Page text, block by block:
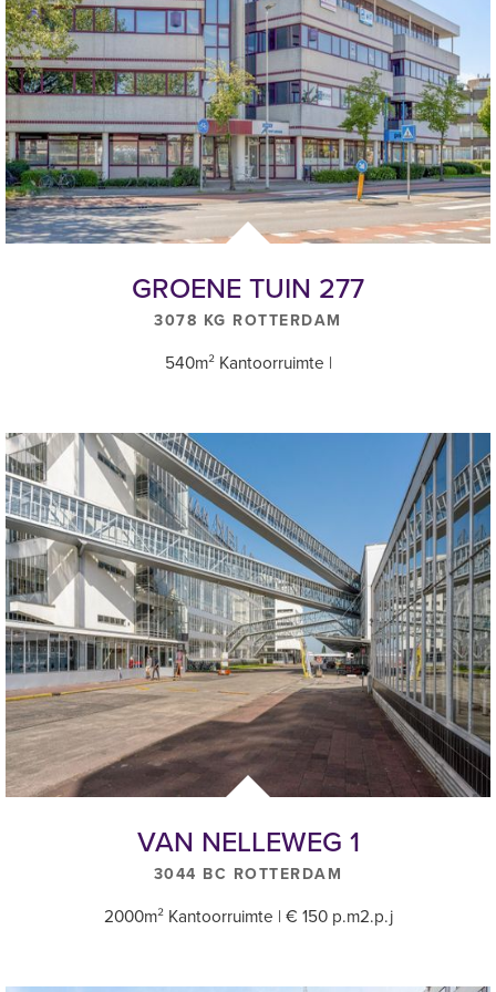
- Gietvloer;
- Zonwering;
- Deels voorzien van systeemplafond;
- Aanwezige (glazen) scheidingswanden;
- Informele overlegruimten.
Servicekosten
Een voorschot van € 30.-- per m2 per jaar exclusief BTW ten
- Levering en verbruik van warmte, water en elektra incl. vastrecht,
meterkosten en overige door de nutsbedrijven in rekening
te brengen kosten en belastingen;
- Schoonmaak van de algemene ruimten;
- Glasbewassing buitenzijde;
- Klein dagelijks onderhoud;
- administratiekosten van 5% over de hierboven vermelde
leveringen en diensten.
Jaarlijks worden de servicekosten verrekend op basis van de
daadwerkelijke kosten.
Huurperiode
5 (vijf) jaar met verlengingsperiode(n) van telkens 5 jaar. Afwijkende
huurperioden zijn bespreekbaar.
Huurprijs
Kantoorruimte: € 135,-- per m2 per jaar exclusief BTW en
Parkeerplaatsen: € 1.750,-- per parkeerplaats per jaar exclusief
GROENE TUIN 277
3078 KG ROTTERDAM
540m² Kantoorruimte |
VAN NELLEWEG 1
3044 BC ROTTERDAM
2000m² Kantoorruimte | € 150 p.m2.p.j